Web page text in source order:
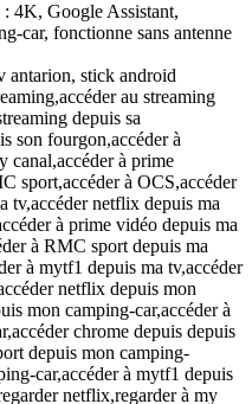
4K, Google Assistant,
car, fonctionne sans antenne
antarion, stick android
au streaming
depuis sa
son fourgon,accéder à
canal,accéder à prime
sport,accéder à OCS,accéder
tv,accéder netflix depuis ma
à prime vidéo depuis ma
à RMC sport depuis ma
à mytf1 depuis ma tv,accéder
netflix depuis mon
mon camping-car,accéder à
chrome depuis depuis
depuis mon camping-
car,accéder à mytf1 depuis
netflix,regarder à my